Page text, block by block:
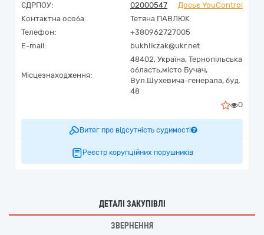
ЄДРПОУ:
02000547
Досьє YouControl
Контактна особа:
Тетяна ПАВЛЮК
Телефон:
+380962727005
E-mail:
bukhlikzak@ukr.net
Місцезнаходження:
48402, Україна, Тернопільська
область,місто Бучач,
Вул.Шухевича-генерала, буд.
48
0
Витяг про відсутність судимості
Реєстр корупційних порушників
ДЕТАЛІ ЗАКУПІВЛІ
ЗВЕРНЕННЯ